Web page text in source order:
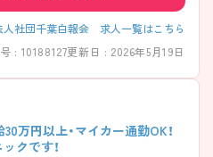
人社団千葉白報会 求人一覧はこちら
: 10188127更新日 : 2026年5月19日
万円以上・マイカー通勤OK！
クです！